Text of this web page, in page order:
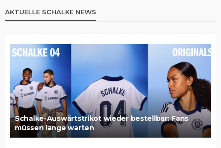
AKTUELLE SCHALKE NEWS
Schalke-Auswärtstrikot wieder bestellbar: Fans
müssen lange warten